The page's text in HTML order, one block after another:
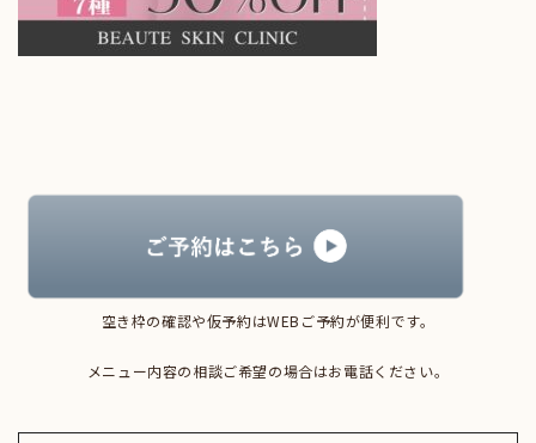
空き枠の確認や仮予約はWEBご予約が便利です。
メニュー内容の相談ご希望の場合はお電話ください。